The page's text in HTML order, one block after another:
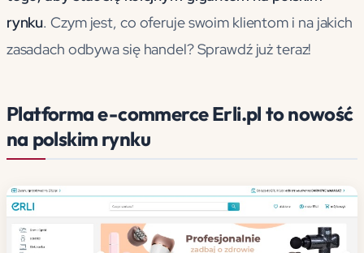
rynku. Czym jest, co oferuje swoim klientom i na jakich
zasadach odbywa się handel? Sprawdź już teraz!
Platforma e-commerce Erli.pl to nowość
na polskim rynku